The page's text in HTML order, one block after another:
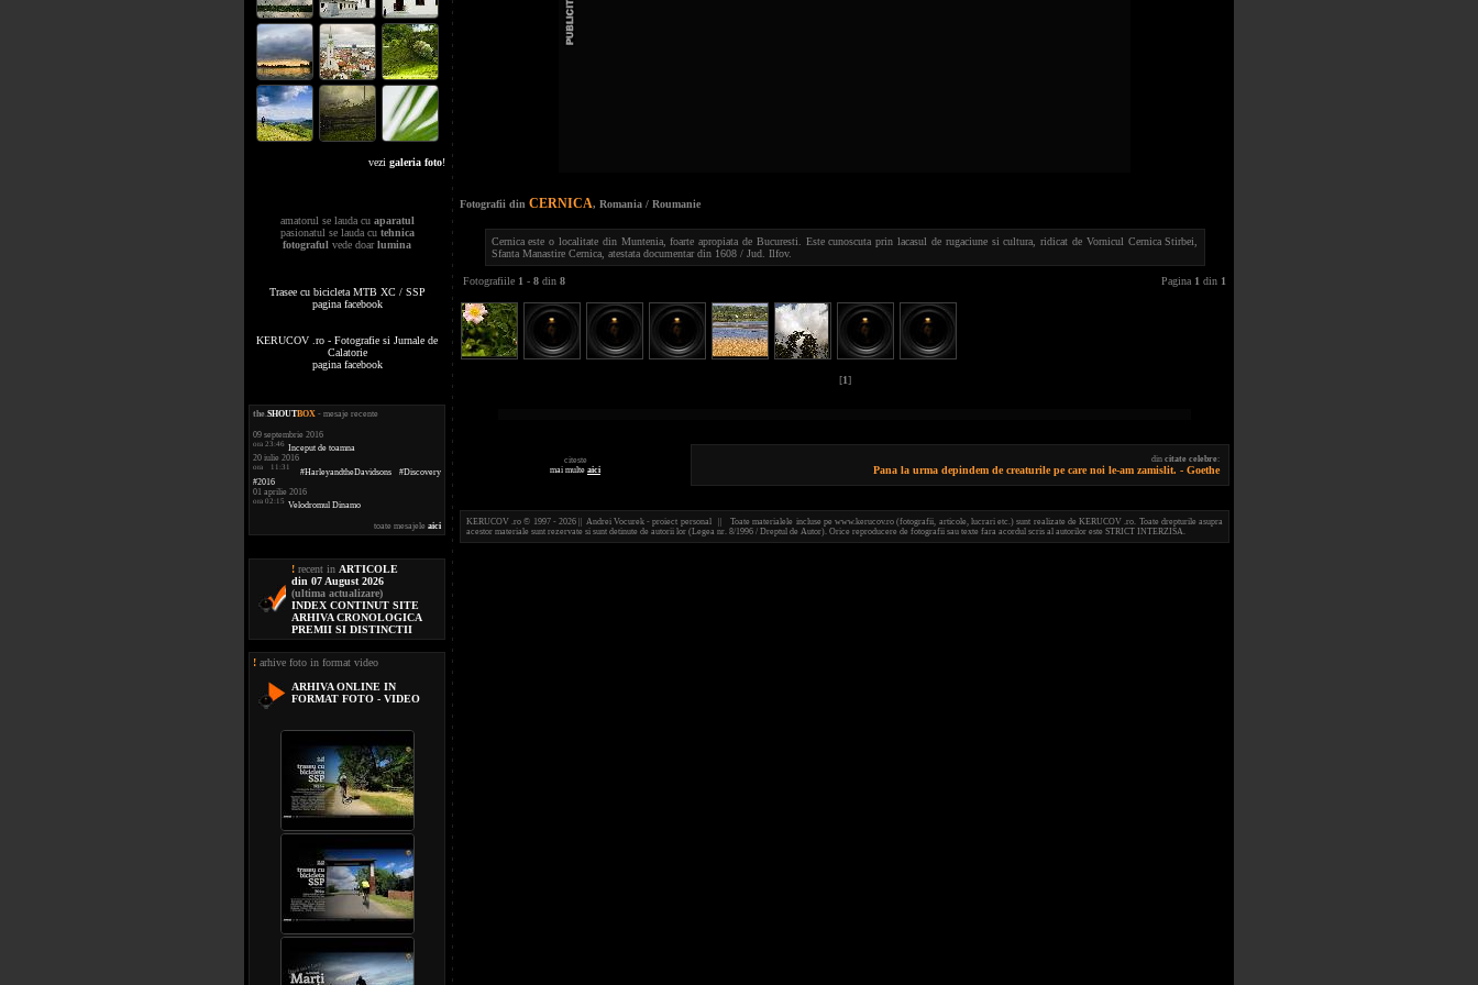
vezi galeria foto!
amatorul se lauda cu aparatul
pasionatul se lauda cu tehnica
fotograful vede doarlumina
Trasee cu bicicleta MTB XC / SSP
pagina facebook
KERUCOV .ro - Fotografie si Jurnale de
Calatorie
pagina facebook
the.SHOUTBOX - mesaje recente
09 septembrie 2016
ora 23:46 Inceput de toamna
20 iulie 2016
ora 11:31
#HarleyandtheDavidsons #Discovery
#2016
01 aprilie 2016
ora 02:15 Velodromul Dinamo
toate mesajele aici
! recent in ARTICOLE
din 07 August 2026
(ultima actualizare)
INDEX CONTINUT SITE
ARHIVA CRONOLOGICA
PREMII SI DISTINCTII
! arhive foto in format video
ARHIVA ONLINE IN
FORMAT FOTO - VIDEO
Fotografii din CERNICA, Romania / Roumanie
Cernica este o localitate din Muntenia, foarte apropiata de Bucuresti. Este cunoscuta prin lacasul de rugaciune si cultura, ridicat de Vornicul Cernica Stirbei,
Sfanta Manastire Cernica, atestata documentar din 1608 / Jud. Ilfov.
Fotografiile 1 - 8 din 8 Pagina 1 din 1
[1]
citeste
mai multe aici
din citate celebre:
Pana la urma depindem de creaturile pe care noi le-am zamislit. - Goethe
KERUCOV .ro © 1997 - 2026 || Andrei Vocurek - proiect personal || Toate materialele incluse pe www.kerucov.ro (fotografii, articole, lucrari etc.) sunt realizate de KERUCOV .ro. Toate drepturile asupra
acestor materiale sunt rezervate si sunt detinute de autorii lor (Legea nr. 8/1996 / Dreptul de Autor). Orice reproducere de fotografii sau texte fara acordul scris al autorilor este STRICT INTERZISA.